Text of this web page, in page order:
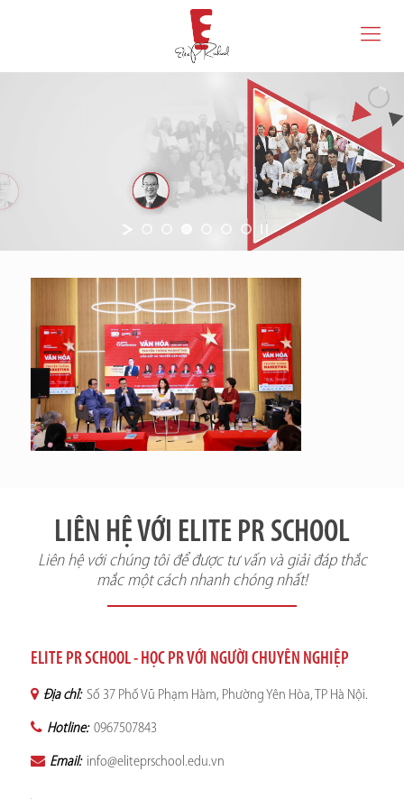
LIÊN HỆ VỚI ELITE PR SCHOOL
Liên hệ với chúng tôi để được tư vấn và giải đáp thắc
mắc một cách nhanh chóng nhất!
ELITE PR SCHOOL - HỌC PR VỚI NGƯỜI CHUYÊN NGHIỆP
Địa chỉ: Số 37 Phố Vũ Phạm Hàm, Phường Yên Hòa, TP Hà Nội.
Hotline: 0967507843
Email: info@eliteprschool.edu.vn